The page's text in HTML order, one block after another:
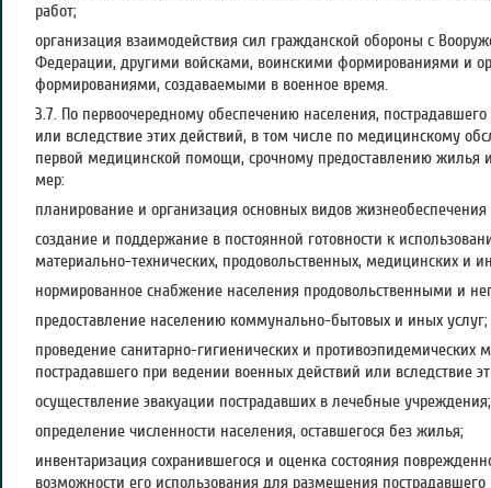
работ;
организация взаимодействия сил гражданской обороны с
Федерации, другими войсками, воинскими формированиями и
формированиями, создаваемыми в военное время.
3.7. По первоочередному обеспечению населения,
или вследствие этих действий, в том числе по медицинскому
первой медицинской помощи, срочному предоставлению жилья
мер:
планирование и организация основных видов жизнеобеспечения
создание и поддержание в постоянной готовности к
материально-технических, продовольственных, медицинских и
нормированное снабжение населения продовольственными и
предоставление населению коммунально-бытовых и иных услуг;
проведение санитарно-гигиенических и противоэпидемических
пострадавшего при ведении военных действий или вследствие
осуществление эвакуации пострадавших в лечебные учреждения;
определение численности населения, оставшегося без жилья;
инвентаризация сохранившегося и оценка состояния
возможности его использования для размещения